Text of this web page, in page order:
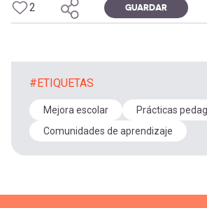
2 GUARDAR
#ETIQUETAS
Mejora escolar
Prácticas
Comunidades de aprendizaje